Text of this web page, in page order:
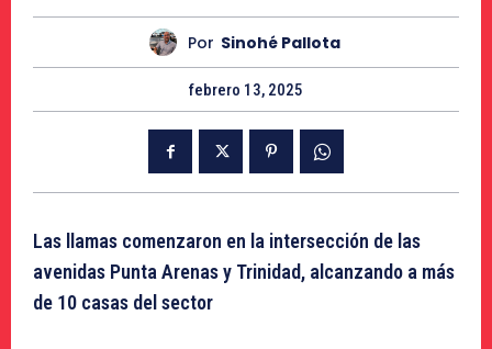
Por Sinohé Pallota
febrero 13, 2025
Las llamas comenzaron en la intersección de las
avenidas Punta Arenas y Trinidad, alcanzando a más
de 10 casas del sector